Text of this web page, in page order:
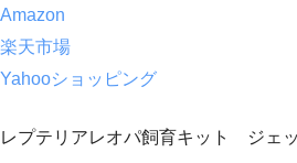
Amazon
楽天市場
Yahooショッピング
レプテリアレオパ飼育キット ジェ